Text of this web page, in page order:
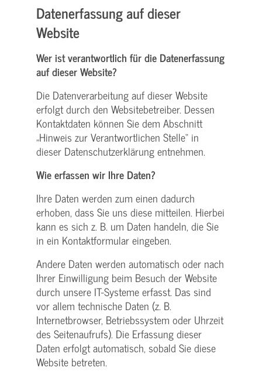
Datenerfassung auf dieser
Website
Wer ist verantwortlich für die Datenerfassung
auf dieser Website?
Die Datenverarbeitung auf dieser Website
erfolgt durch den Websitebetreiber. Dessen
Kontaktdaten können Sie dem Abschnitt
„Hinweis zur Verantwortlichen Stelle“ in
dieser Datenschutzerklärung entnehmen.
Wie erfassen wir Ihre Daten?
Ihre Daten werden zum einen dadurch
erhoben, dass Sie uns diese mitteilen. Hierbei
kann es sich z. B. um Daten handeln, die Sie
in ein Kontaktformular eingeben.
Andere Daten werden automatisch oder nach
Ihrer Einwilligung beim Besuch der Website
durch unsere IT-Systeme erfasst. Das sind
vor allem technische Daten (z. B.
Internetbrowser, Betriebssystem oder Uhrzeit
des Seitenaufrufs). Die Erfassung dieser
Daten erfolgt automatisch, sobald Sie diese
Website betreten.